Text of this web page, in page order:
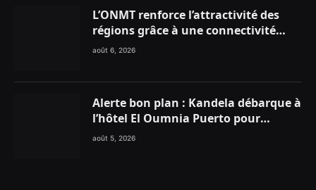
L’ONMT renforce l’attractivité des
régions grâce à une connectivité
aérienne historique de Ryanair
août 6, 2026
Alerte bon plan : Kandela débarque à
l’hôtel El Oumnia Puerto pour
enflammer le Chiringuito Malibu
août 5, 2026